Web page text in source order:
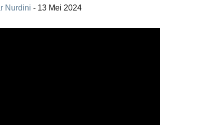
Nurdini - 13 Mei 2024